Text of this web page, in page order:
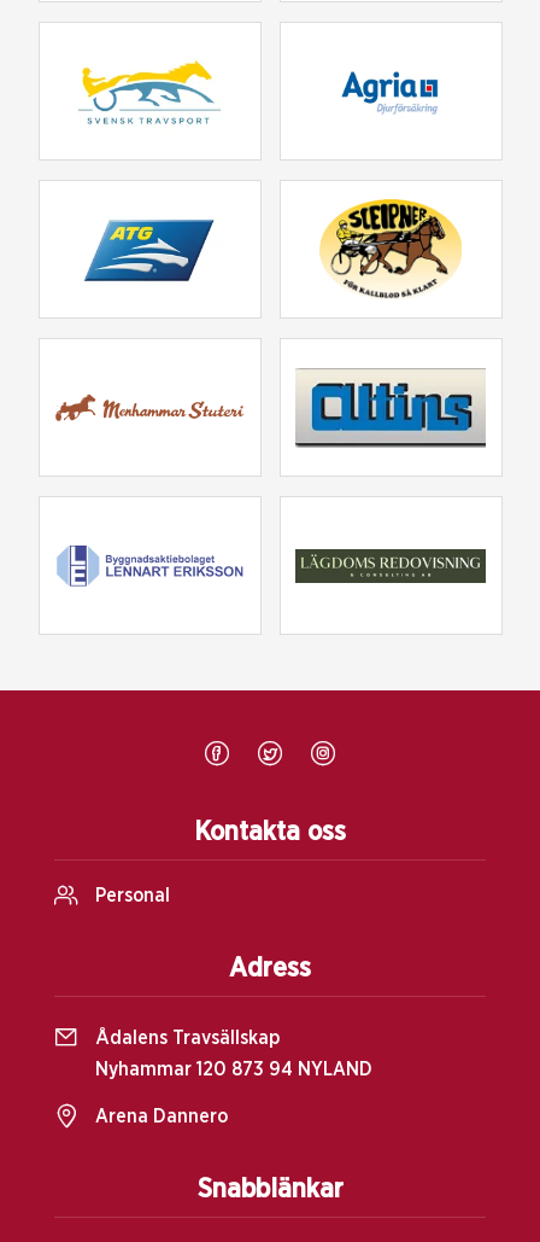
Snabblänkar
Kontakta oss
Personal
Adress
Ådalens Travsällskap
Nyhammar 120 873 94 NYLAND
Arena Dannero